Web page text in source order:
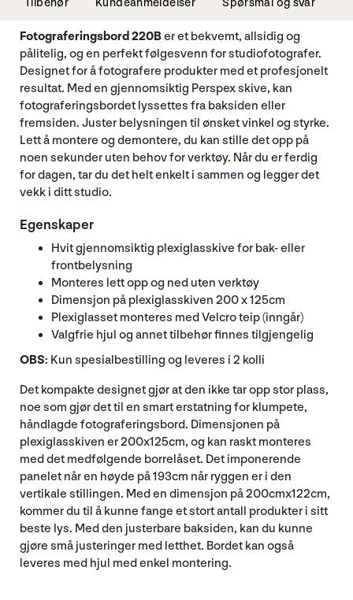
Fotograferingsbord 220Ber et bekvemt, allsidig og
pålitelig, og en perfekt følgesvenn for studiofotografer.
Designet for å fotografere produkter med et profesjonelt
resultat. Med en gjennomsiktig Perspex skive, kan
fotograferingsbordet lyssettes fra baksiden eller
fremsiden. Juster belysningen til ønsket vinkel og styrke.
Lett å montere og demontere, du kan stille det opp på
noen sekunder uten behov for verktøy. Når du er ferdig
for dagen, tar du det helt enkelt i sammen og legger det
vekk i ditt studio.
Egenskaper
Hvit gjennomsiktig plexiglasskive for bak- eller
frontbelysning
Monteres lett opp og ned uten verktøy
Dimensjon på plexiglasskiven 200 x 125cm
Plexiglasset monteres med Velcro teip (inngår)
Valgfrie hjul og annet tilbehør finnes tilgjengelig
OBS: Kun spesialbestilling og leveres i 2 kolli
Det kompakte designet gjør at den ikke tar opp stor plass,
noe som gjør det til en smart erstatning for klumpete,
håndlagde fotograferingsbord. Dimensjonen på
plexiglasskiven er 200x125cm, og kan raskt monteres
med det medfølgende borrelåset. Det imponerende
panelet når en høyde på 193cm når ryggen er i den
vertikale stillingen. Med en dimensjon på 200cmx122cm,
kommer du til å kunne fange et stort antall produkter i sitt
beste lys. Med den justerbare baksiden, kan du kunne
gjøre små justeringer med letthet. Bordet kan også
leveres med hjul med enkel montering.